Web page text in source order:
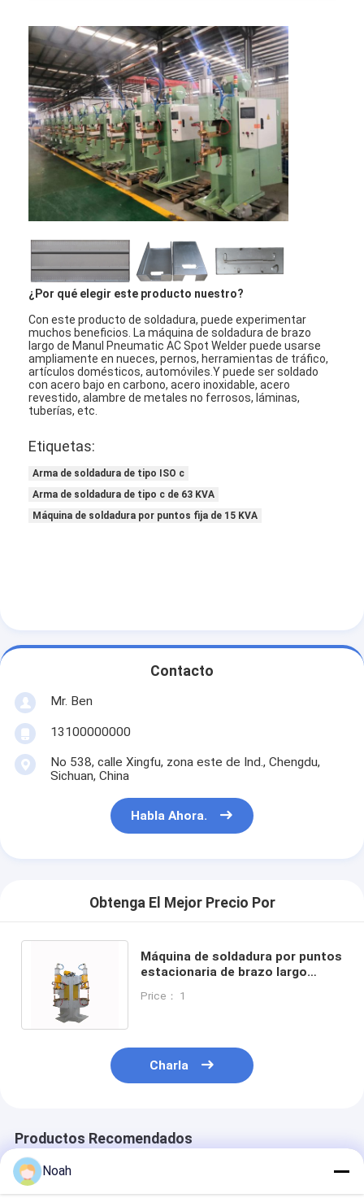
Productos
Sobre nosotros
Visita a la fábrica
Control de Calidad
Contacto
Habla Ahora.
baidu
Máquina portátil de la soldadura por puntos
Máquina de soldadura por puntos estacionaria
máquina de soldadura por puntos de múltiples cabezales
Máquina de la soldadura por puntos de la tabla
Soldadora de la difusión
Soldador Machine del laser
máquina de soldadura de pernos
Cables sin patadas
Máquina del alimentador de la nuez
Balanceador de resorte industrial
Extractor de abolladuras de coche
Máquina de la soldadura por puntos de la descarga del
¿Por qué elegir este producto nuestro?
Con este producto de soldadura, puede experimentar
muchos beneficios. La máquina de soldadura de brazo
largo de Manul Pneumatic AC Spot Welder puede usarse
ampliamente en nueces, pernos, herramientas de tráfico,
artículos domésticos, automóviles.Y puede ser soldado
con acero bajo en carbono, acero inoxidable, acero
revestido, alambre de metales no ferrosos, láminas,
tuberías, etc.
Etiquetas:
Arma de soldadura de tipo ISO c
Arma de soldadura de tipo c de 63 KVA
Máquina de soldadura por puntos fija de 15 KVA
Contacto
Mr. Ben
13100000000
No 538, calle Xingfu, zona este de Ind., Chengdu,
Sichuan, China
Habla Ahora.
Obtenga El Mejor Precio Por
Máquina de soldadura por puntos
estacionaria de brazo largo
4700N 110V
Price： 1
Charla
Productos Recomendados
Noah